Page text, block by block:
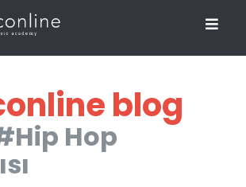
blog
Hop